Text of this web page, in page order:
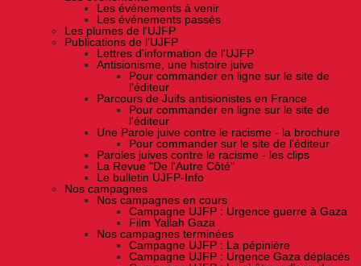
Les événements à venir
Les événements passés
Les plumes de l'UJFP
Publications de l'UJFP
Lettres d'information de l'UJFP
Antisionisme, une histoire juive
Pour commander en ligne sur le site de
l'éditeur
Parcours de Juifs antisionistes en France
Pour commander en ligne sur le site de
l'éditeur
Une Parole juive contre le racisme - la brochure
Pour commander sur le site de l'éditeur
Paroles juives contre le racisme - les clips
La Revue "De l'Autre Côté"
Le bulletin UJFP-Info
Nos campagnes
Nos campagnes en cours
Campagne UJFP : Urgence guerre à Gaza
Film Yallah Gaza
Nos campagnes terminées
Campagne UJFP : La pépinière
Campagne UJFP : Urgence Gaza déplacés